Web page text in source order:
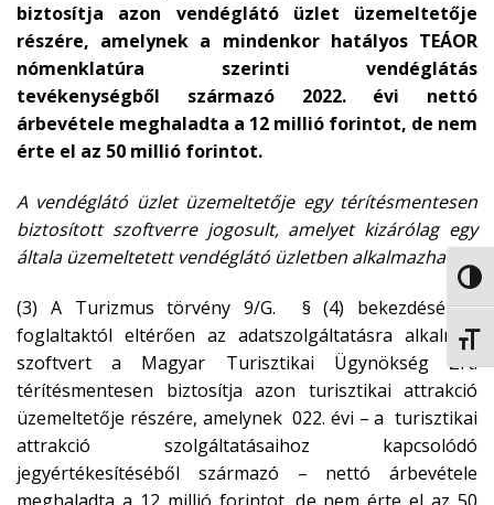
biztosítja azon vendéglátó üzlet üzemeltetője
részére, amelynek a mindenkor hatályos TEÁOR
nómenklatúra szerinti vendéglátás
tevékenységből származó 2022. évi nettó
árbevétele meghaladta a 12 millió forintot, de nem
érte el az 50 millió forintot.
A vendéglátó üzlet üzemeltetője egy térítésmentesen
biztosított szoftverre jogosult, amelyet kizárólag egy
általa üzemeltetett vendéglátó üzletben alkalmazhat.
(3) A Turizmus törvény 9/G. § (4) bekezdésében
foglaltaktól eltérően az adatszolgáltatásra alkalmas
szoftvert a Magyar Turisztikai Ügynökség Zrt.
térítésmentesen biztosítja azon turisztikai attrakció
üzemeltetője részére, amelynek 022. évi – a turisztikai
attrakció szolgáltatásaihoz kapcsolódó
jegyértékesítéséből származó – nettó árbevétele